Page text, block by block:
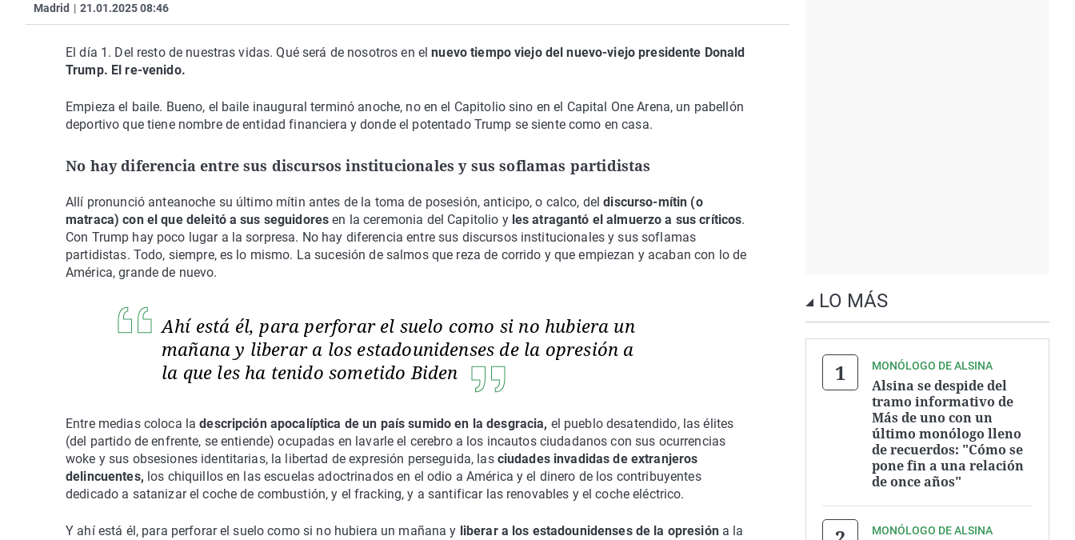
Madrid | 21.01.2025 08:46
El día 1. Del resto de nuestras vidas. Qué será de nosotros en el nuevo tiempo viejo del nuevo-viejo presidente Donald
Trump. El re-venido.
Empieza el baile. Bueno, el baile inaugural terminó anoche, no en el Capitolio sino en el Capital One Arena, un pabellón
deportivo que tiene nombre de entidad financiera y donde el potentado Trump se siente como en casa.
No hay diferencia entre sus discursos institucionales y sus soflamas partidistas
Allí pronunció anteanoche su último mítin antes de la toma de posesión, anticipo, o calco, deldiscurso-mítin (o
matraca) con el que deleitó a sus seguidores en la ceremonia del Capitolio y les atragantó el almuerzo a sus críticos.
Con Trump hay poco lugar a la sorpresa. No hay diferencia entre sus discursos institucionales y sus soflamas
partidistas. Todo, siempre, es lo mismo. La sucesión de salmos que reza de corrido y que empiezan y acaban con lo de
América, grande de nuevo.
Ahí está él, para perforar el suelo como si no hubiera un
mañana y liberar a los estadounidenses de la opresión a
la que les ha tenido sometido Biden
Entre medias coloca ladescripción apocalíptica de un país sumido en la desgracia, el pueblo desatendido, las élites
(del partido de enfrente, se entiende) ocupadas en lavarle el cerebro a los incautos ciudadanos con sus ocurrencias
woke y sus obsesiones identitarias, la libertad de expresión perseguida, las ciudades invadidas de extranjeros
delincuentes, los chiquillos en las escuelas adoctrinados en el odio a América y el dinero de los contribuyentes
dedicado a satanizar el coche de combustión, y el fracking, y a santificar las renovables y el coche eléctrico.
Y ahí está él, para perforar el suelo como si no hubiera un mañana y liberar a los estadounidenses de la opresióna la
LO MÁS
MONÓLOGO DE ALSINA
Alsina se despide del
tramo informativo de
Más de uno con un
último monólogo lleno
de recuerdos: "Cómo se
pone fin a una relación
de once años"
MONÓLOGO DE ALSINA